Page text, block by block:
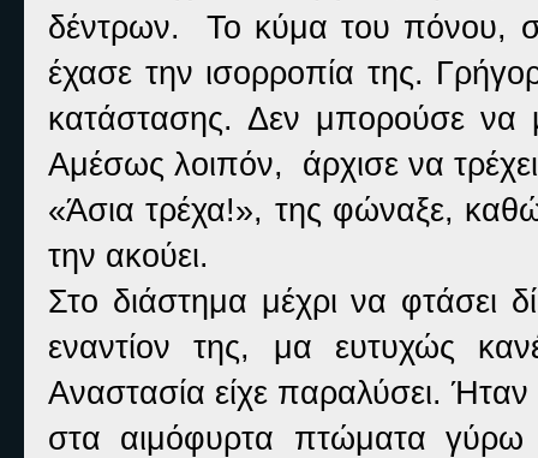
δέντρων. Το κύμα του πόνου,
έχασε την ισορροπία της.
κατάστασης. Δεν μπορούσε να
Αμέσως λοιπόν, άρχισε να
«Άσια τρέχα!», της φώναξε,
την ακούει.
Στο διάστημα μέχρι να φτάσει
εναντίον της, μα ευτυχώς
Αναστασία είχε παραλύσει.
στα αιμόφυρτα πτώματα